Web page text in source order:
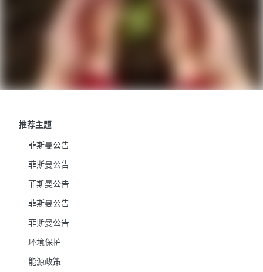
推荐主题
菲斯曼公告
菲斯曼公告
菲斯曼公告
菲斯曼公告
菲斯曼公告
环境保护
能源政策